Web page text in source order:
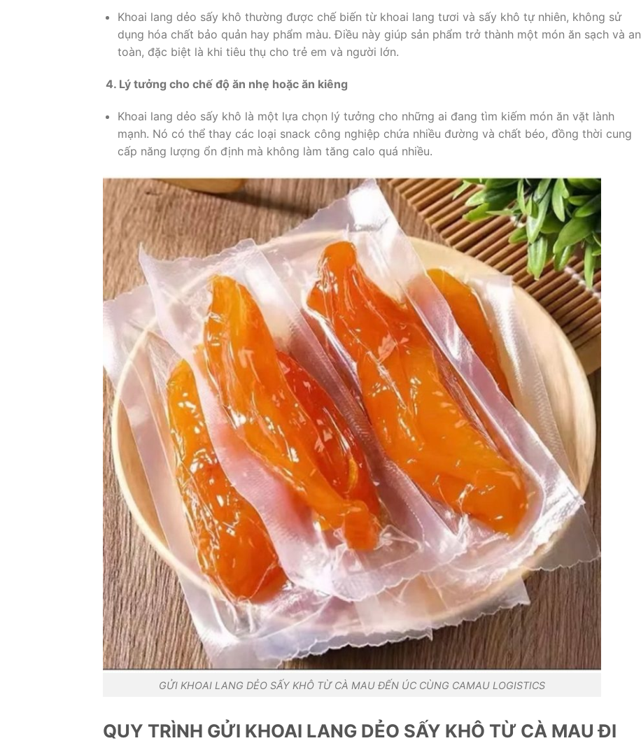
Khoai lang dẻo sấy khô thường được chế biến từ khoai lang tươi và sấy khô tự nhiên, không sử
dụng hóa chất bảo quản hay phẩm màu. Điều này giúp sản phẩm trở thành một món ăn sạch và an
toàn, đặc biệt là khi tiêu thụ cho trẻ em và người lớn.
4. Lý tưởng cho chế độ ăn nhẹ hoặc ăn kiêng
Khoai lang dẻo sấy khô là một lựa chọn lý tưởng cho những ai đang tìm kiếm món ăn vặt lành
mạnh. Nó có thể thay các loại snack công nghiệp chứa nhiều đường và chất béo, đồng thời cung
cấp năng lượng ổn định mà không làm tăng calo quá nhiều.
GỬI KHOAI LANG DẺO SẤY KHÔ TỪ CÀ MAU ĐẾN ÚC CÙNG CAMAU LOGISTICS
QUY TRÌNH GỬI KHOAI LANG DẺO SẤY KHÔ TỪ CÀ MAU ĐI